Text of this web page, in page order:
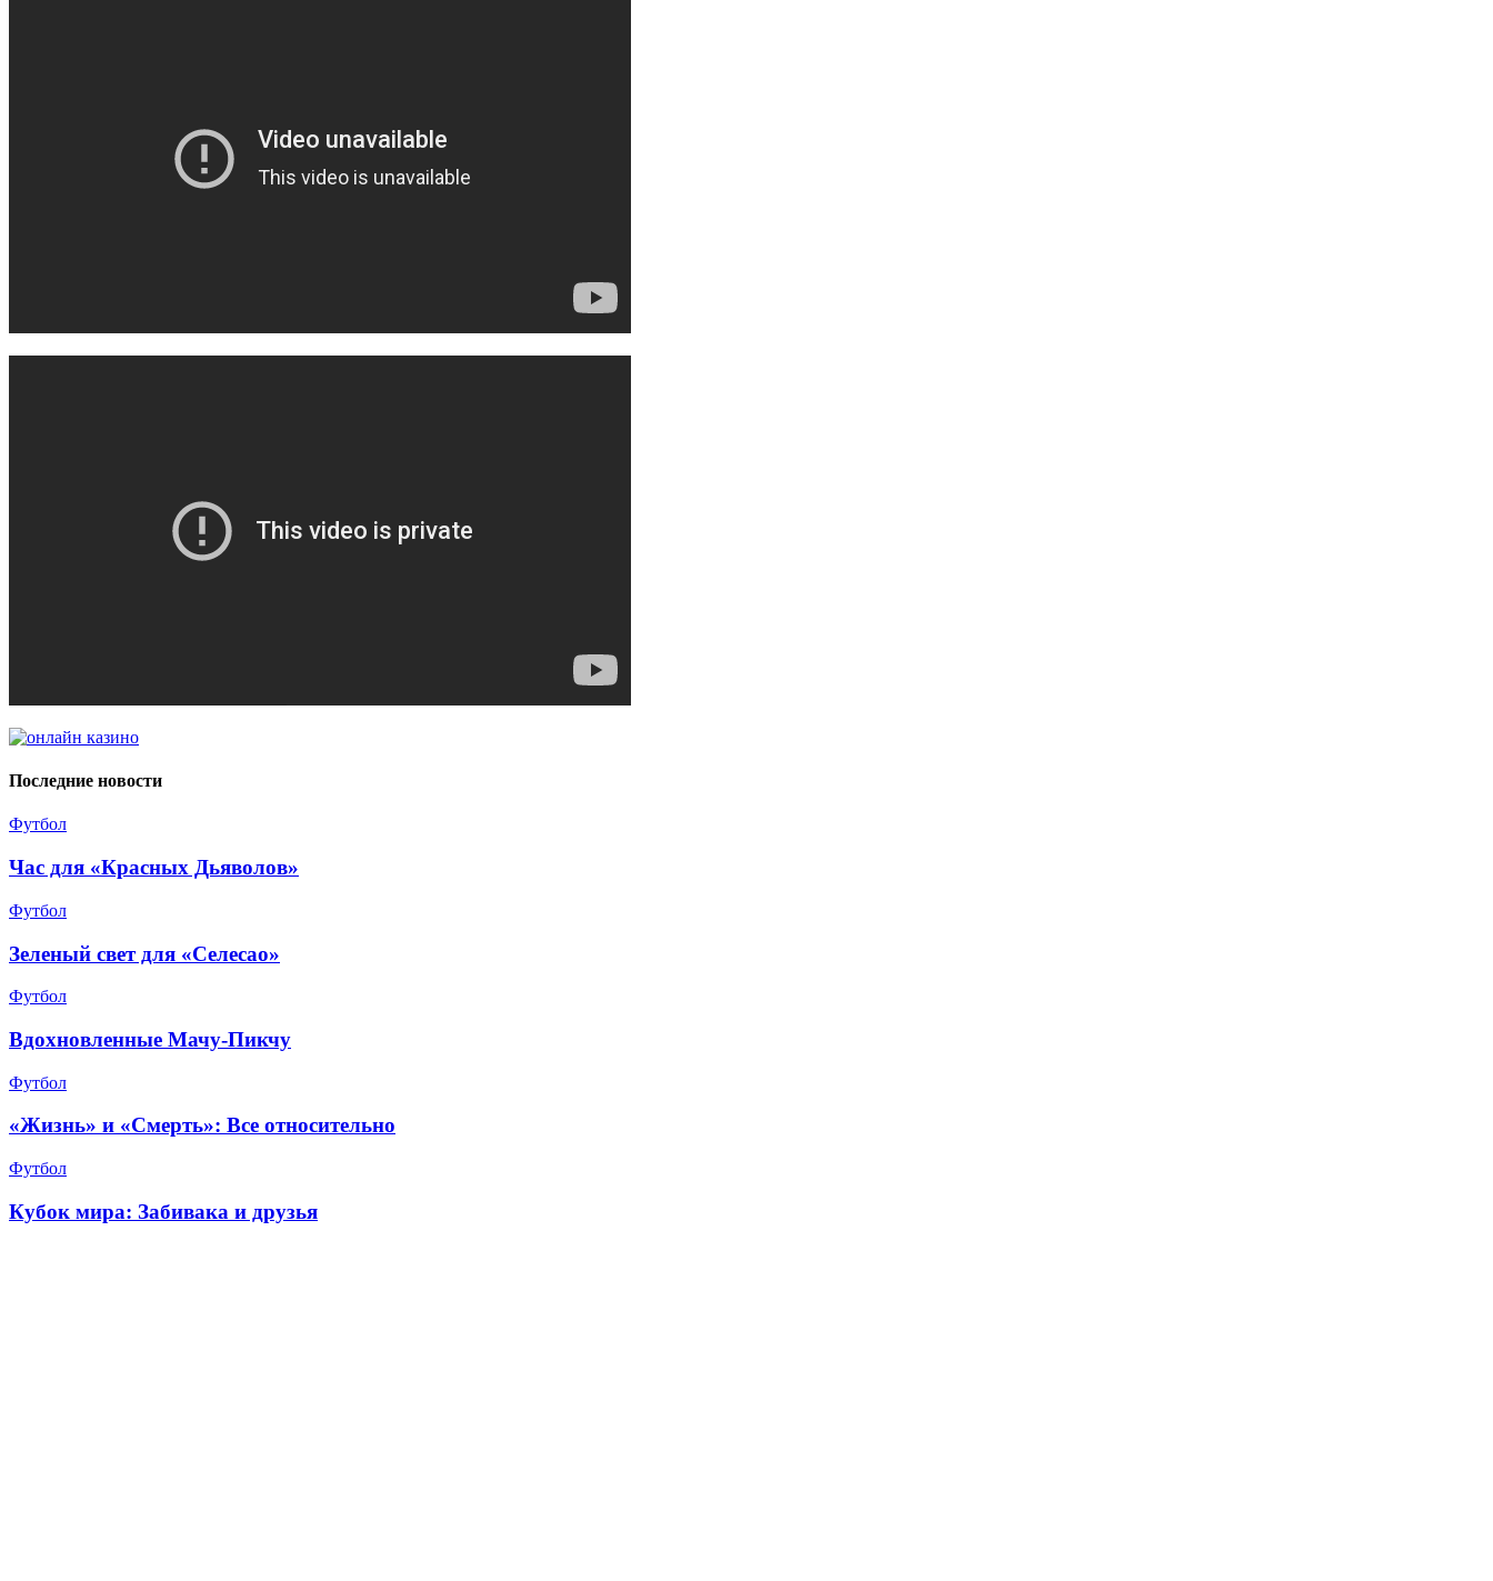
Последние новости
Футбол
Час для «Красных Дьяволов»
Футбол
Зеленый свет для «Селесао»
Футбол
Вдохновленные Мачу-Пикчу
Футбол
«Жизнь» и «Смерть»: Все относительно
Футбол
Кубок мира: Забивака и друзья